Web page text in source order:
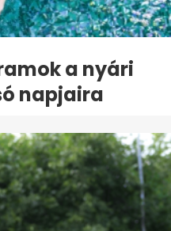
a nyári
napjaira